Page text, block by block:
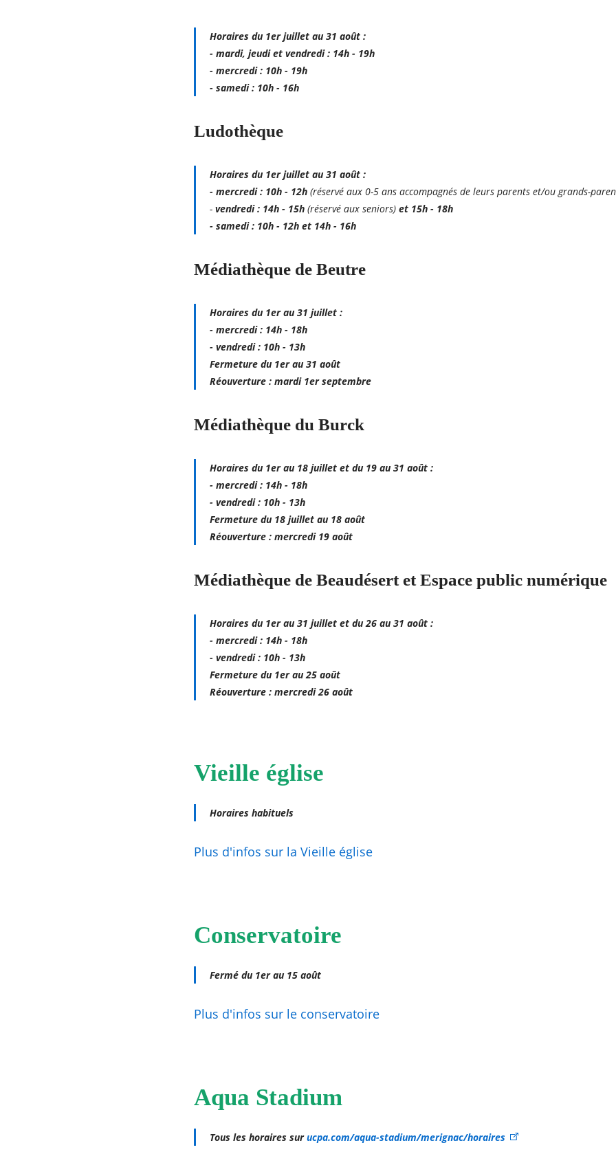
Horaires du 1er juillet au 31 août :
- mardi, jeudi et vendredi : 14h - 19h
- mercredi : 10h - 19h
- samedi : 10h - 16h
Ludothèque
Horaires du 1er juillet au 31 août :
- mercredi : 10h - 12h(réservé aux 0-5 ans accompagnés de leurs parents et/ou grands-
-vendredi : 14h - 15h(réservé aux seniors) et 15h - 18h
- samedi : 10h - 12h et 14h - 16h
Médiathèque de Beutre
Horaires du 1er au 31 juillet :
- mercredi : 14h - 18h
- vendredi : 10h - 13h
Fermeture du 1er au 31 août
Réouverture : mardi 1er septembre
Médiathèque du Burck
Horaires du 1er au 18 juillet et du 19 au 31 août :
- mercredi : 14h - 18h
- vendredi : 10h - 13h
Fermeture du 18 juillet au 18 août
Réouverture : mercredi 19 août
Médiathèque de Beaudésert et Espace public numérique
Horaires du 1er au 31 juillet et du 26 au 31 août :
- mercredi : 14h - 18h
- vendredi : 10h - 13h
Fermeture du 1er au 25 août
Réouverture : mercredi 26 août
Vieille église
Horaires habituels
Plus d'infos sur la Vieille église
Conservatoire
Fermé du 1er au 15 août
Plus d'infos sur le conservatoire
Aqua Stadium
Tous les horaires surucpa.com/aqua-stadium/merignac/horaires